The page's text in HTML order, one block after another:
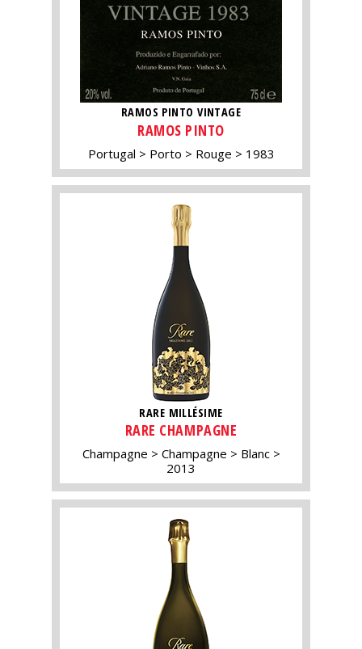
RAMOS PINTO VINTAGE
RAMOS PINTO
Portugal Porto Rouge 1983
RARE MILLÉSIME
RARE CHAMPAGNE
Champagne Champagne
Blanc
2013